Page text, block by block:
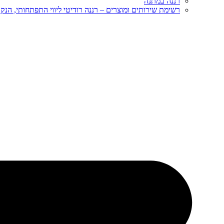
רשימת שירותים ומוצרים – רננה רודיטי ליווי התפתחותי,